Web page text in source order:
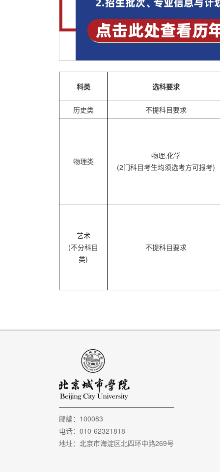
科类 选科要求
历史类 不提科目要求
物理类
物理,化学
(2门科目考生均须选考方可报考)
艺术
(不分科目
类)
不提科目要求
邮编：100083
电话：010-62321818
地址：北京市海淀区北四环中路269号